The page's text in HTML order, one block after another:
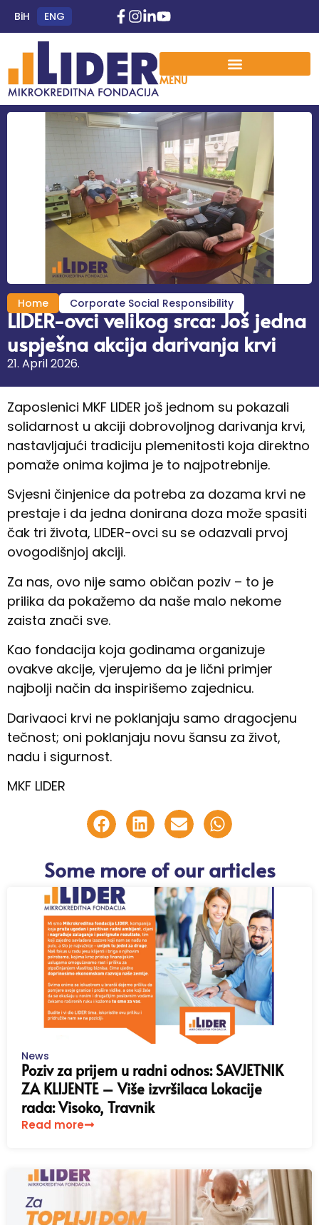
BiH ENG
MENU
Home Corporate Social Responsibility
LIDER-ovci velikog srca: Još jedna
uspješna akcija darivanja krvi
21. April 2026.
Zaposlenici MKF LIDER još jednom su pokazali
solidarnost u akciji dobrovoljnog darivanja krvi,
nastavljajući tradiciju plemenitosti koja direktno
pomaže onima kojima je to najpotrebnije.
Svjesni činjenice da potreba za dozama krvi ne
prestaje i da jedna donirana doza može spasiti
čak tri života, LIDER-ovci su se odazvali prvoj
ovogodišnjoj akciji.
Za nas, ovo nije samo običan poziv – to je
prilika da pokažemo da naše malo nekome
zaista znači sve.
Kao fondacija koja godinama organizuje
ovakve akcije, vjerujemo da je lični primjer
najbolji način da inspirišemo zajednicu.
Darivaoci krvi ne poklanjaju samo dragocjenu
tečnost; oni poklanjaju novu šansu za život,
nadu i sigurnost.
MKF LIDER
Some more of our articles
News
Poziv za prijem u radni odnos: SAVJETNIK
ZA KLIJENTE – Više izvršilaca Lokacije
rada: Visoko, Travnik
Read more